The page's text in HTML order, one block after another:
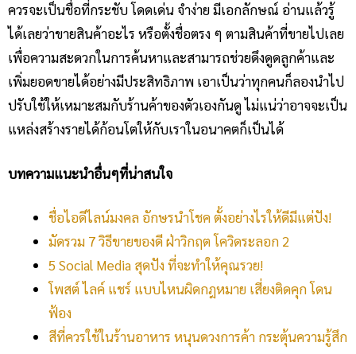
ควรจะเป็นชื่อที่กระชับ โดดเด่น จำง่าย มีเอกลักษณ์ อ่านแล้วรู้
ได้เลยว่าขายสินค้าอะไร หรือตั้งชื่อตรง ๆ ตามสินค้าที่ขายไปเลย
เพื่อความสะดวกในการค้นหาและสามารถช่วยดึงดูดลูกค้าและ
เพิ่มยอดขายได้อย่างมีประสิทธิภาพ เอาเป็นว่าทุกคนก็ลองนำไป
ปรับใช้ให้เหมาะสมกับร้านค้าของตัวเองกันดู ไม่แน่ว่าอาจจะเป็น
แหล่งสร้างรายได้ก้อนโตให้กับเราในอนาคตก็เป็นได้
บทความแนะนำอื่นๆที่น่าสนใจ
ชื่อไอดีไลน์มงคล อักษรนำโชค ตั้งอย่างไรให้ดีมีแต่ปัง!
มัดรวม 7 วิธีขายของดี ฝ่าวิกฤต โควิดระลอก 2
5 Social Media สุดปัง ที่จะทำให้คุณรวย!
โพสต์​ ไลค์​ แชร์​ แบบไหนผิดกฎหมาย​ เสี่ยงติดคุก โดน
ฟ้อง
สีที่ควรใช้ในร้านอาหาร หนุนดวงการค้า กระตุ้นความรู้สึก